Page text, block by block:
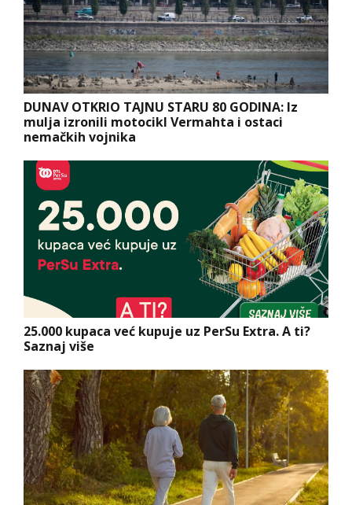
DUNAV OTKRIO TAJNU STARU 80 GODINA: Iz
mulja izronili motocikl Vermahta i ostaci
nemačkih vojnika
25.000 kupaca već kupuje uz PerSu Extra. A ti?
Saznaj više